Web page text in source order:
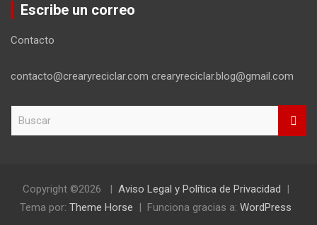
Escribe un correo
Contacto
contacto@crearyreciclar.com crearyreciclar.blog@gmail.com
Copyright ©2026
Aviso Legal y Política de Privacidad
Tema por: Theme Horse Funciona gracias a: WordPress